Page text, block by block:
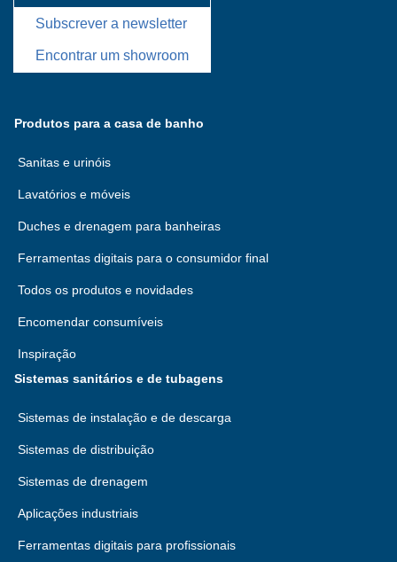
Subscrever a newsletter
Encontrar um showroom
Produtos para a casa de banho
Sanitas e urinóis
Lavatórios e móveis
Duches e drenagem para banheiras
Ferramentas digitais para o consumidor final
Todos os produtos e novidades
Encomendar consumíveis
Inspiração
Sistemas sanitários e de tubagens
Sistemas de instalação e de descarga
Sistemas de distribuição
Sistemas de drenagem
Aplicações industriais
Ferramentas digitais para profissionais